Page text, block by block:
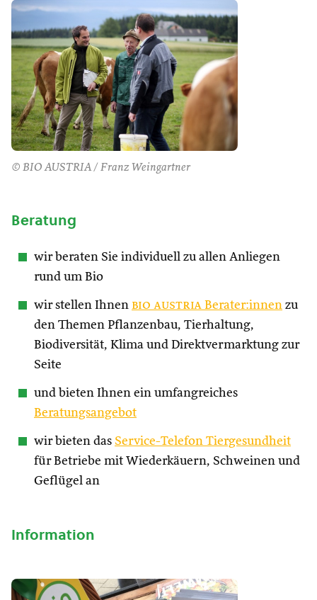
© BIO AUSTRIA / Franz Weingartner
Beratung
wir beraten Sie individuell zu allen Anliegen
rund um Bio
wir stellen Ihnen bio austria Berater:innen zu
den Themen Pflanzenbau, Tierhaltung,
Biodiversität, Klima und Direktvermarktung zur
Seite
und bieten Ihnen ein umfangreiches
Beratungsangebot
wir bieten das Service-Telefon Tiergesundheit
für Betriebe mit Wiederkäuern, Schweinen und
Geflügel an
Information